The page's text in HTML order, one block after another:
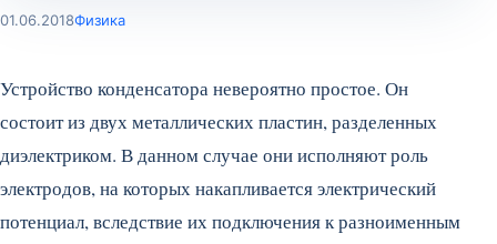
01.06.2018Физика
Устройство конденсатора невероятно простое. Он
состоит из двух металлических пластин, разделенных
диэлектриком. В данном случае они исполняют роль
электродов, на которых накапливается электрический
потенциал, вследствие их подключения к разноименным